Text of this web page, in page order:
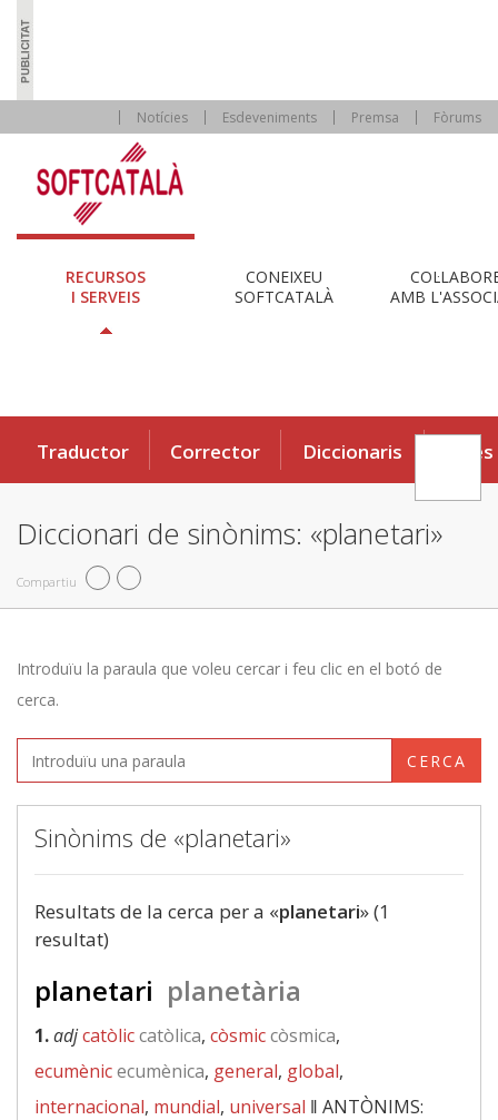
Notícies Esdeveniments Premsa Fòrums
RECURSOS
I SERVEIS
CONEIXEU
SOFTCATALÀ
AMB
Traductor Corrector Diccionaris Eines
Diccionari de sinònims: «planetari»
Compartiu
Introduïu la paraula que voleu cercar i feu clic en el botó de
cerca.
CERCA
Sinònims de «planetari»
Resultats de la cerca per a «planetari» (1
resultat)
planetari planetària
1.adjcatòliccatòlica, còsmiccòsmica,
ecumènicecumènica, general, global,
internacional, mundial, universal ‖ ANTÒNIMS: